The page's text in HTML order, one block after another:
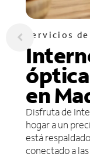
Servicios
en
Disfruta de
hogar a un
está
conectado a